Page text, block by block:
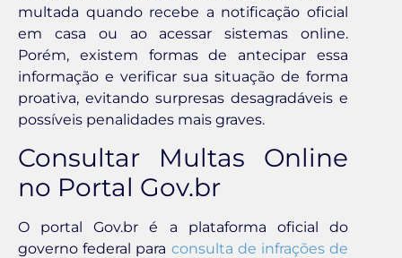
multada quando recebe a notificação oficial
em casa ou ao acessar sistemas online.
Porém, existem formas de antecipar essa
informação e verificar sua situação de forma
proativa, evitando surpresas desagradáveis e
possíveis penalidades mais graves.
Consultar Multas Online
no Portal Gov.br
O portal Gov.br é a plataforma oficial do
governo federal para consulta de infrações de